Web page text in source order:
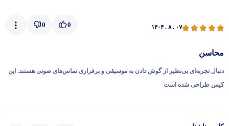
۱۴۰۴ . ۸ . ۰۷ 0
0
محاسن
دنبال تجربه‌ای بی‌نظیر از گوش دادن به موسیقی و برقراری تماس‌های صوتی هستند. این
کیس طراحی شده است